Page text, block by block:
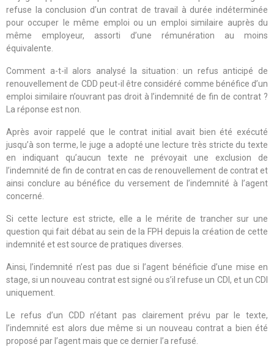
refuse la conclusion d’un contrat de travail à durée indéterminée
pour occuper le même emploi ou un emploi similaire auprès du
même employeur, assorti d’une rémunération au moins
équivalente.
Comment a-t-il alors analysé la situation : un refus anticipé de
renouvellement de CDD peut-il être considéré comme bénéfice d’un
emploi similaire n’ouvrant pas droit à l’indemnité de fin de contrat ?
La réponse est non.
Après avoir rappelé que le contrat initial avait bien été exécuté
jusqu’à son terme, le juge a adopté une lecture très stricte du texte
en indiquant qu’aucun texte ne prévoyait une exclusion de
l’indemnité de fin de contrat en cas de renouvellement de contrat et
ainsi conclure au bénéfice du versement de l’indemnité à l’agent
concerné.
Si cette lecture est stricte, elle a le mérite de trancher sur une
question qui fait débat au sein de la FPH depuis la création de cette
indemnité et est source de pratiques diverses.
Ainsi, l’indemnité n’est pas due si l’agent bénéficie d’une mise en
stage, si un nouveau contrat est signé ou s’il refuse un CDI, et un CDI
uniquement.
Le refus d’un CDD n’étant pas clairement prévu par le texte,
l’indemnité est alors due même si un nouveau contrat a bien été
proposé par l’agent mais que ce dernier l’a refusé.